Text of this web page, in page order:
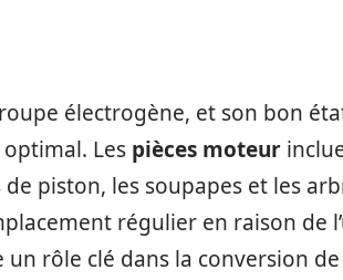
électrogène, et son bon
Les pièces moteur
piston, les soupapes et les
régulier en raison de
un rôle clé dans la conversion de